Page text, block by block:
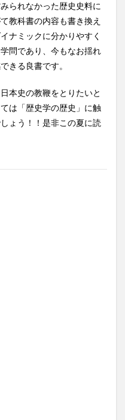
られなかった歴史史料に
教科書の内容も書き換え
ナミックに分かりやすく
問であり、今もなお揺れ
きる良書です。
本史の教鞭をとりたいと
は「歴史学の歴史」に触
ょう！！是非この夏に読